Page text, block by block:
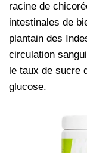
racine de
intestinales de
plantain des
circulation
le taux de sucre
glucose.